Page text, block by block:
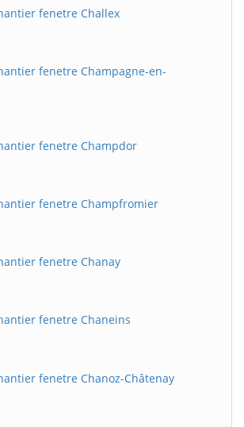
fenetre Challex
fenetre Champagne-en-
fenetre Champdor
fenetre Champfromier
fenetre Chanay
fenetre Chaneins
fenetre Chanoz-Châtenay